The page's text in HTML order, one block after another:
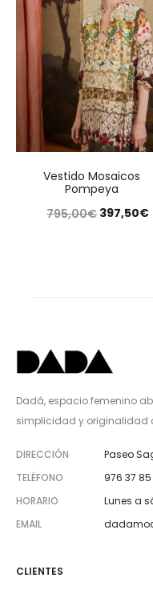
Vestido Mosaicos
Pompeya
795,00€ 397,50€
Dadá, espacio femenino
simplicidad y originalidad
DIRECCIÓN
Paseo
TELÉFONO
976 37 85
HORARIO
Lunes a
EMAIL
CLIENTES